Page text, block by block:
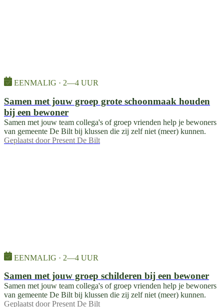
EENMALIG · 2—4 UUR
Samen met jouw groep grote schoonmaak houden
bij een bewoner
Samen met jouw team collega's of groep vrienden help je bewoners
van gemeente De Bilt bij klussen die zij zelf niet (meer) kunnen.
Geplaatst door Present De Bilt
EENMALIG · 2—4 UUR
Samen met jouw groep schilderen bij een bewoner
Samen met jouw team collega's of groep vrienden help je bewoners
van gemeente De Bilt bij klussen die zij zelf niet (meer) kunnen.
Geplaatst door Present De Bilt